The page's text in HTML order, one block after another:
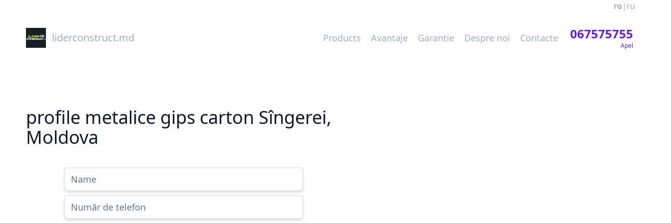
ro | ru
liderconstruct.md Products Avantaje Garantie Despre noi Contacte 067575755
Apel
profile metalice gips carton Sîngerei,
Moldova